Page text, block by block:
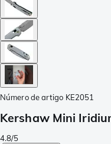
Número de artigo KE2051
Kershaw Mini
4.8/5